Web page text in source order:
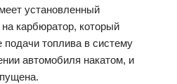
установленный
карбюратор, который
топлива в систему
автомобиля накатом, и